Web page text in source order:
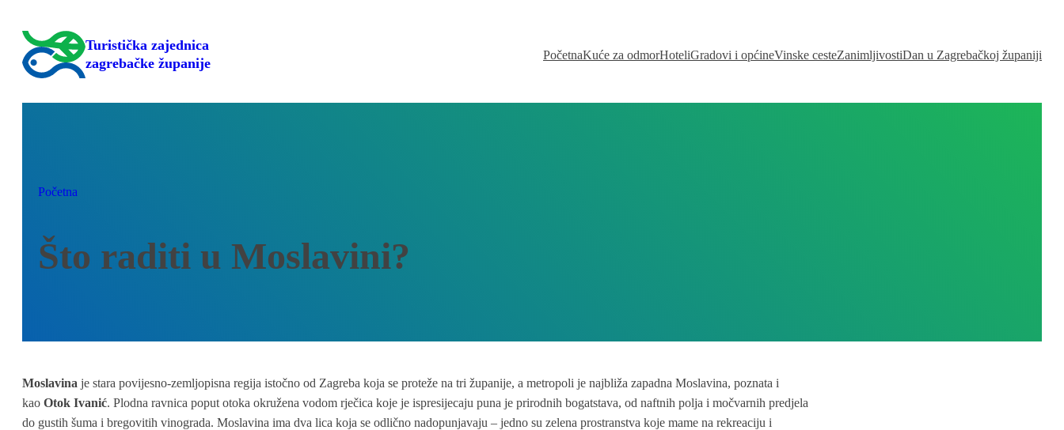
sadržaja
Turistička zajednica
zagrebačke županije
PočetnaKuće za odmorHoteliGradovi i općineVinske cesteZanimljivostiDan u Zagrebačkoj županiji
Početna
Što raditi u Moslavini?
Moslavina je stara povijesno-zemljopisna regija istočno od Zagreba koja se proteže na tri županije, a metropoli je najbliža zapadna Moslavina, poznata i
kao Otok Ivanić. Plodna ravnica poput otoka okružena vodom rječica koje je ispresijecaju puna je prirodnih bogatstava, od naftnih polja i močvarnih predjela
do gustih šuma i bregovitih vinograda. Moslavina ima dva lica koja se odlično nadopunjavaju – jedno su zelena prostranstva koje mame na rekreaciju i